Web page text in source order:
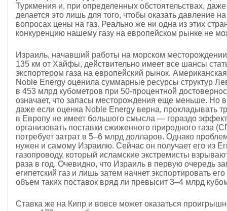
Туркмения и, при определенных обстоятельствах,
делается это лишь для того, чтобы оказать давление
вопросах цены на газ. Реально же ни одна из этих
конкуренцию нашему газу на европейском рынке не
Израиль, начавший работы на морском
135 км от Хайфы, действительно имеет все шансы
экспортером газа на европейский рынок.
Noble Energy оценила суммарные ресурсы структур
в 453 млрд кубометров при 50-процентной
означает, что запасы месторождения еще меньше. Но
даже если оценка Noble Energy верна, прокладывать
в Европу не имеет большого смысла — гораздо
организовать поставки сжиженного природного газа
потребует затрат в 5–6 млрд долларов. Однако
нужен и самому Израилю. Сейчас он получает его из
газопроводу, который исламские экстремисты
раза в год. Очевидно, что Израиль в первую очередь
египетский газ и лишь затем начнет экспортировать
объем таких поставок вряд ли превысит 3–4 млрд
Ставка же на Кипр и вовсе может оказаться